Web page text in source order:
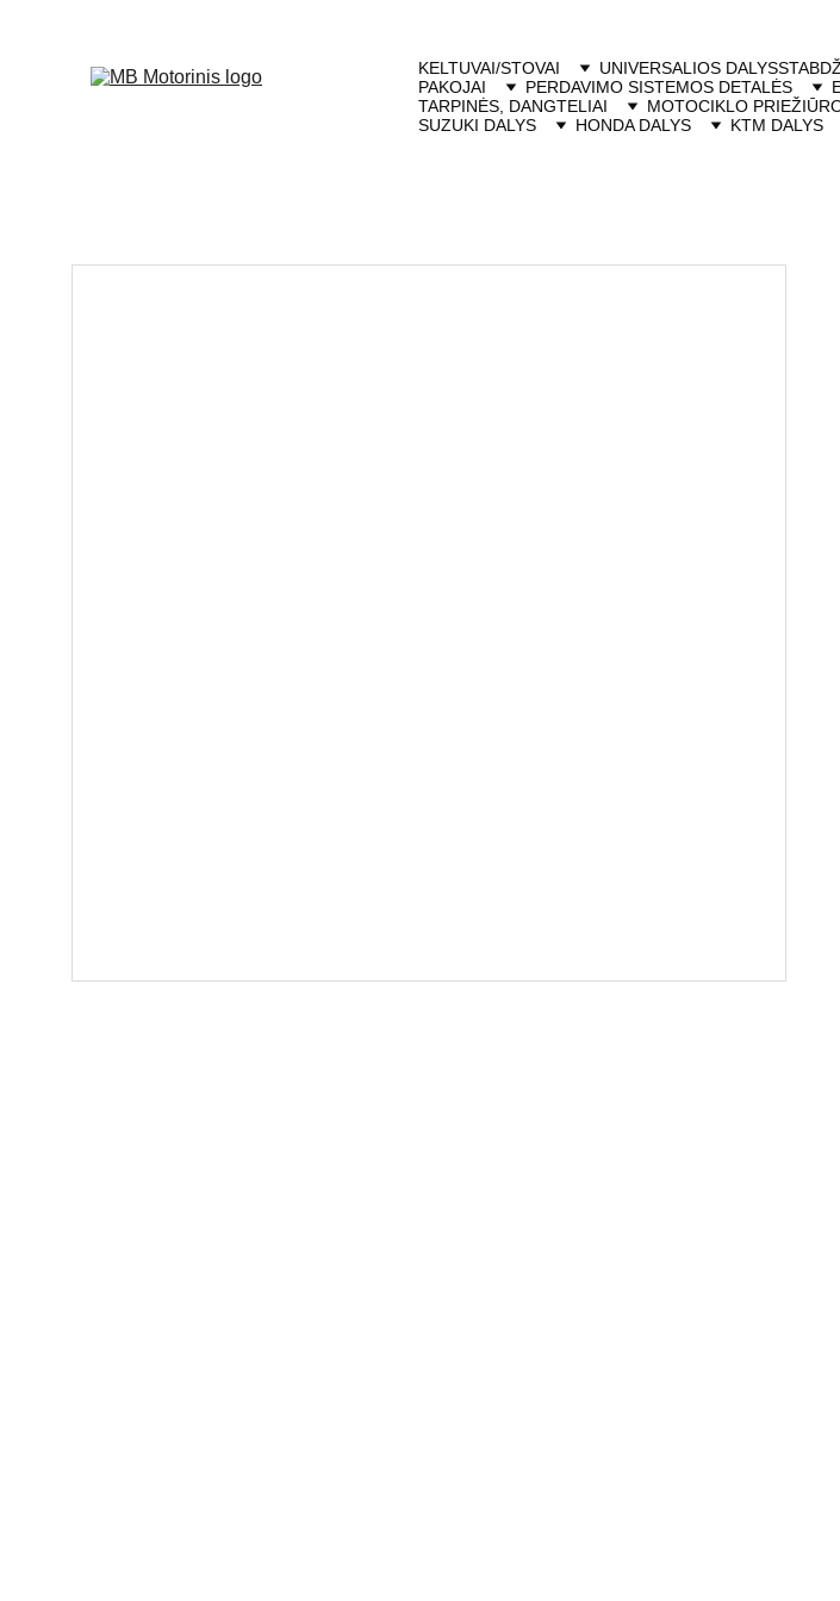
KELTUVAI/STOVAI UNIVERSALIOS DALYS
PAKOJAI
PERDAVIMO SISTEMOS DETALĖS
TARPINĖS, DANGTELIAI
MOTOCIKLO
SUZUKI DALYS
HONDA DALYS KTM DALYS